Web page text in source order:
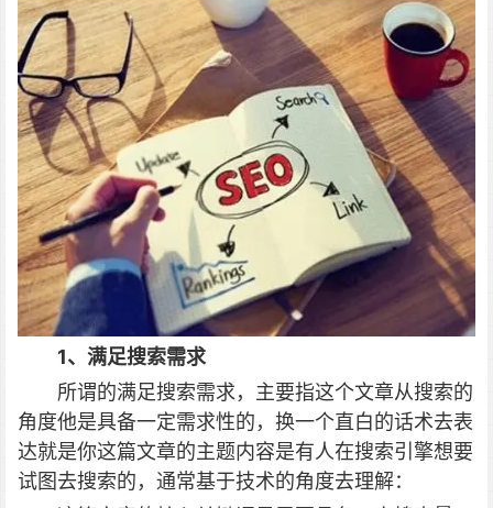
1、满足搜索需求
所谓的满足搜索需求，主要指这个文章从搜索的
角度他是具备一定需求性的，换一个直白的话术去表
达就是你这篇文章的主题内容是有人在搜索引擎想要
试图去搜索的，通常基于技术的角度去理解：